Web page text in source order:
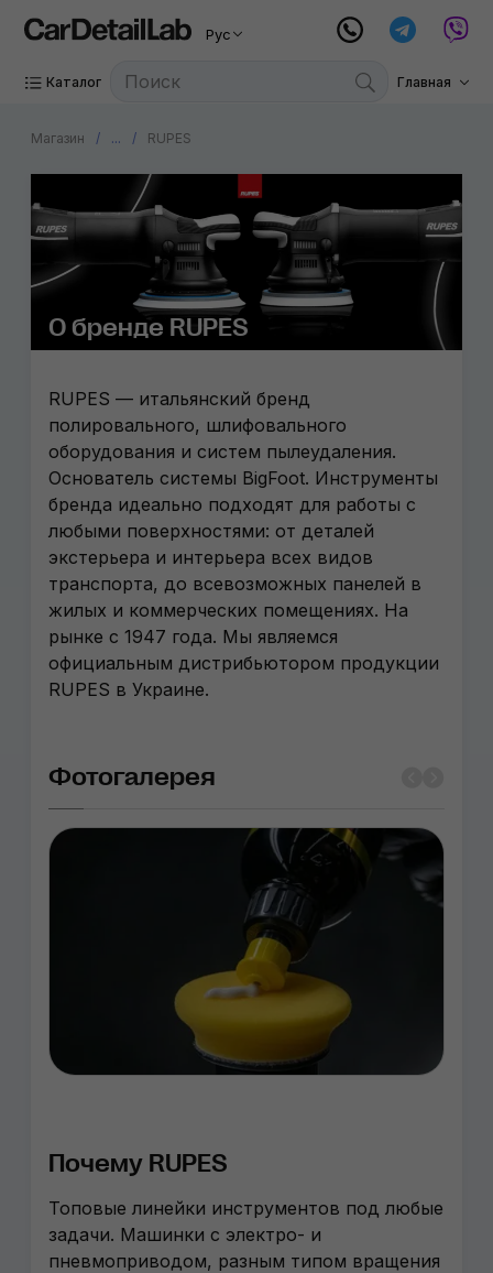
Рус
Каталог Главная
Магазин ... RUPES
О бренде RUPES
RUPES — итальянский бренд
полировального, шлифовального
оборудования и систем пылеудаления.
Основатель системы BigFoot. Инструменты
бренда идеально подходят для работы с
любыми поверхностями: от деталей
экстерьера и интерьера всех видов
транспорта, до всевозможных панелей в
жилых и коммерческих помещениях. На
рынке с 1947 года. Мы являемся
официальным дистрибьютором продукции
RUPES в Украине.
Фотогалерея
Почему RUPES
Топовые линейки инструментов под любые
задачи. Машинки с электро- и
пневмоприводом, разным типом вращения